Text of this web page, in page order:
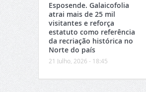
Esposende. Galaicofolia
atrai mais de 25 mil
visitantes e reforça
estatuto como referência
da recriação histórica no
Norte do país
21 Julho, 2026 - 18:45